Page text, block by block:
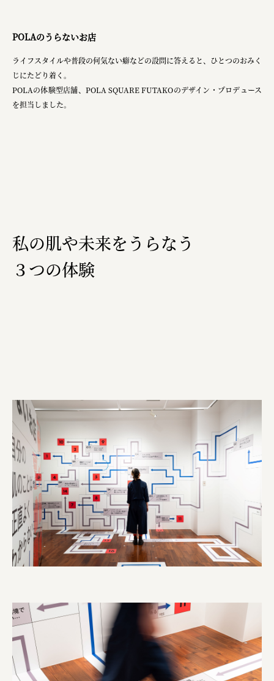
pr
space
Smiles
ピジョン株式会社
アトラス化成株式会社
なかがわの恵み活用協議会
GLASS-LAB株式会社
株式会社オカムラ
株式会社ENO.STUDIO
日本商工会議所
ユウキ食品株式会社、株式会社広明通信社
株式会社ひらく
株式会社ドリームプラザ
GOEMON
株式会社ヤマサン
POLAのうらないお店
ライフスタイルや普段の何気ない癖などの設問に答えると、ひとつのおみく
じにたどり着く。
POLAの体験型店舗、POLA SQUARE FUTAKOのデザイン・プロデュース
を担当しました。
私の肌や未来をうらなう
３つの体験